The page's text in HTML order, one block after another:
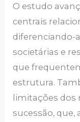
O estudo
centrais
diferenciando-
societárias e
que
estrutura.
limitações dos
sucessão, que,